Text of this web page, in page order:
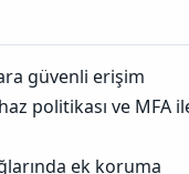
güvenli erişim
politikası ve MFA
ek koruma